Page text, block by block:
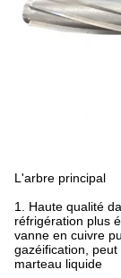
L'arbre principal
1. Haute qualité
réfrigération plus
vanne en cuivre
gazéification,
marteau liquide